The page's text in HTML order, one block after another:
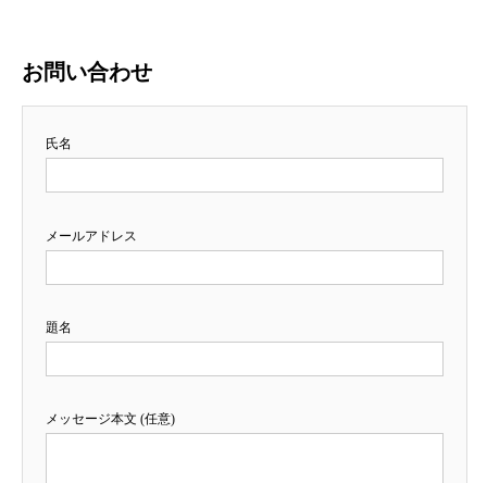
お問い合わせ
氏名
メールアドレス
題名
メッセージ本文 (任意)